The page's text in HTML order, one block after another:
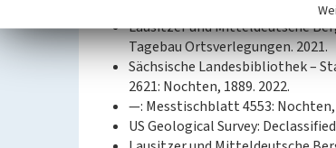
Landesamt für Archäologie
Lausitzer und Mitteldeutsche
Tagebau Ortsverlegungen. 2021.
Sächsische Landesbibliothek –
2621: Nochten, 1889. 2022.
—: Messtischblatt 4553: Nochten,
US Geological Survey: